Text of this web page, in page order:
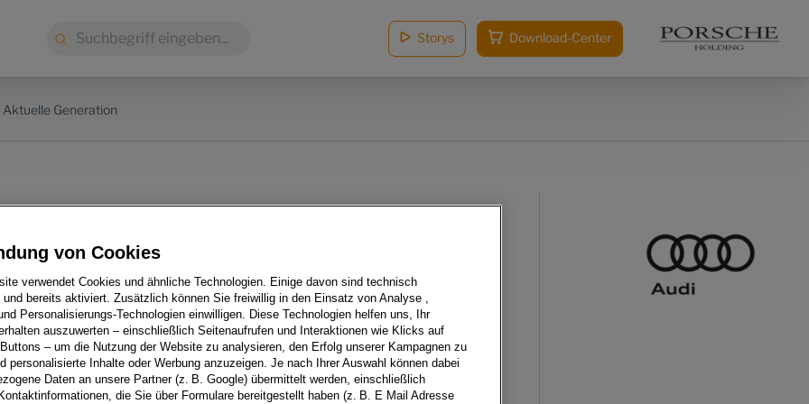
Aktuelle Generation
Suche: Storys Download-Center
der Audi R8
plus
von Cookies
verwendet Cookies und ähnliche Technologien. Einige davon sind technisch
und bereits aktiviert. Zusätzlich können Sie freiwillig in den Einsatz von Analyse ,
Personalisierungs-Technologien einwilligen. Diese Technologien helfen uns, Ihr
auszuwerten – einschließlich Seitenaufrufen und Interaktionen wie Klicks auf
– um die Nutzung der Website zu analysieren, den Erfolg unserer Kampagnen zu
personalisierte Inhalte oder Werbung anzuzeigen. Je nach Ihrer Auswahl können dabei
Daten an unsere Partner (z. B. Google) übermittelt werden, einschließlich
die Sie über Formulare bereitgestellt haben (z. B. E Mail Adresse